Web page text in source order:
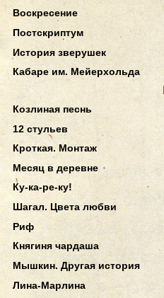
Воскресение
Постскриптум
История зверушек
Кабаре им. Мейерхольда
Козлиная песнь
12 стульев
Кроткая. Монтаж
Месяц в деревне
Ку-ка-ре-ку!
Шагал. Цвета любви
Риф
Княгиня чардаша
Мышкин. Другая история
Лина-Марлина